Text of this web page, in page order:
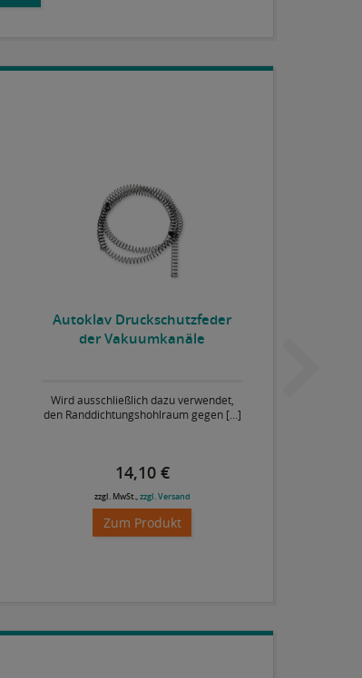
Autoklav Druckschutzfeder
der Vakuumkanäle
Wird ausschließlich dazu verwendet,
den Randdichtungshohlraum gegen [...]
14,10 €
zzgl. MwSt.,zzgl. Versand
Zum Produkt